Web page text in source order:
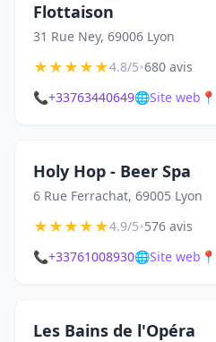
Flottaison
31 Rue Ney, 69006 Lyon
★★★★★4.8/5•680 avis
📞+33763440649🌐Site web 📍
Holy Hop - Beer Spa
6 Rue Ferrachat, 69005 Lyon
★★★★★4.9/5•576 avis
📞+33761008930🌐Site web 📍
Les Bains de l'Opéra